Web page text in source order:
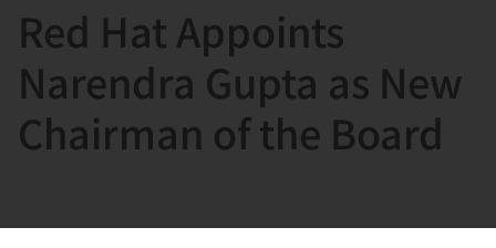
だ
Red Hat Appoints
Narendra Gupta as New
Chairman of the Board